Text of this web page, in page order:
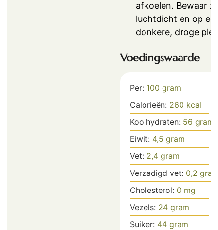
afkoelen. Bewaar
luchtdicht en op
donkere, droge
Voedingswaarde
Per: 100 gram
Calorieën: 260 kcal
Koolhydraten: 56 gram
Eiwit: 4,5 gram
Vet: 2,4 gram
Verzadigd vet: 0,2
Cholesterol: 0 mg
Vezels: 24 gram
Suiker: 44 gram